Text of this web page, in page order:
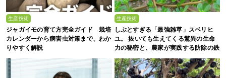
生産技術
ジャガイモの育て方完全ガイド 栽培
カレンダーから病害虫対策まで、わか
りやすく解説
生産技術
しぶとすぎる「最強雑草」スベリヒ
ユ。 抜いても生えてくる驚異の生命
力の秘密と、農家が実践する防除の鉄
則